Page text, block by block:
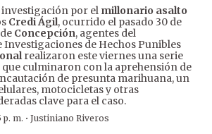
investigación por el millonario asalto
Credi Ágil, ocurrido el pasado 30 de
Concepción, agentes del
Investigaciones de Hechos Punibles
realizaron este viernes una serie
culminaron con la aprehensión de
de presunta marihuana, un
motocicletas y otras
clave para el caso.
p. m. · Justiniano Riveros